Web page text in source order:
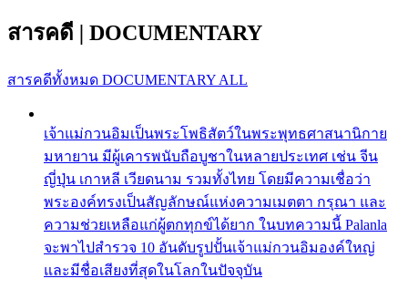
สารคดี | DOCUMENTARY
สารคดีทั้งหมด DOCUMENTARY ALL
เจ้าแม่กวนอิมเป็นพระโพธิสัตว์ในพระพุทธศาสนานิกาย
มหายาน มีผู้เคารพนับถือบูชาในหลายประเทศ เช่น จีน
ญี่ปุ่น เกาหลี เวียดนาม รวมทั้งไทย โดยมีความเชื่อว่า
พระองค์ทรงเป็นสัญลักษณ์แห่งความเมตตา กรุณา และ
ความช่วยเหลือแก่ผู้ตกทุกข์ได้ยาก ในบทความนี้ Palanla
จะพาไปสำรวจ 10 อันดับรูปปั้นเจ้าแม่กวนอิมองค์ใหญ่
และมีชื่อเสียงที่สุดในโลกในปัจจุบัน